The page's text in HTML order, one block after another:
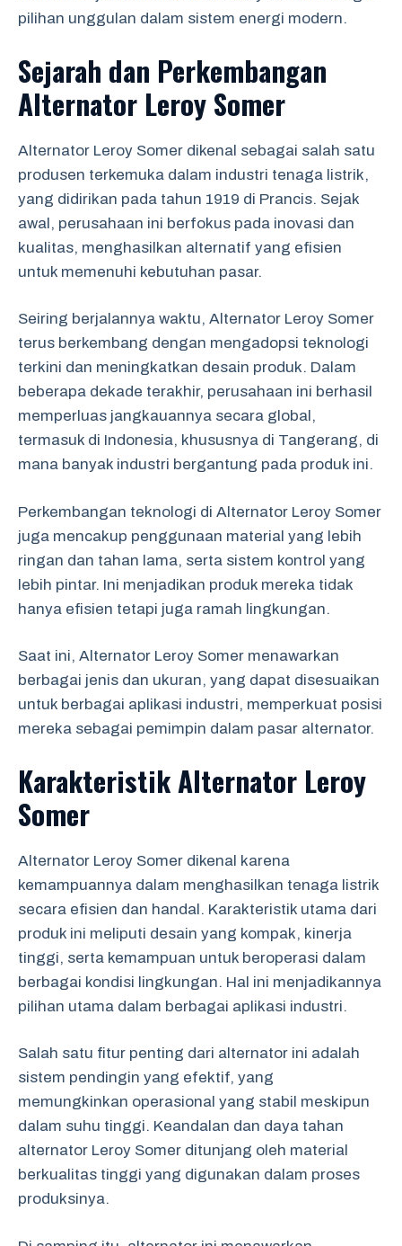
pilihan unggulan dalam sistem energi modern.
Sejarah dan Perkembangan
Alternator Leroy Somer
Alternator Leroy Somer dikenal sebagai salah satu
produsen terkemuka dalam industri tenaga listrik,
yang didirikan pada tahun 1919 di Prancis. Sejak
awal, perusahaan ini berfokus pada inovasi dan
kualitas, menghasilkan alternatif yang efisien
untuk memenuhi kebutuhan pasar.
Seiring berjalannya waktu, Alternator Leroy Somer
terus berkembang dengan mengadopsi teknologi
terkini dan meningkatkan desain produk. Dalam
beberapa dekade terakhir, perusahaan ini berhasil
memperluas jangkauannya secara global,
termasuk di Indonesia, khususnya di Tangerang, di
mana banyak industri bergantung pada produk ini.
Perkembangan teknologi di Alternator Leroy Somer
juga mencakup penggunaan material yang lebih
ringan dan tahan lama, serta sistem kontrol yang
lebih pintar. Ini menjadikan produk mereka tidak
hanya efisien tetapi juga ramah lingkungan.
Saat ini, Alternator Leroy Somer menawarkan
berbagai jenis dan ukuran, yang dapat disesuaikan
untuk berbagai aplikasi industri, memperkuat posisi
mereka sebagai pemimpin dalam pasar alternator.
Karakteristik Alternator Leroy
Somer
Alternator Leroy Somer dikenal karena
kemampuannya dalam menghasilkan tenaga listrik
secara efisien dan handal. Karakteristik utama dari
produk ini meliputi desain yang kompak, kinerja
tinggi, serta kemampuan untuk beroperasi dalam
berbagai kondisi lingkungan. Hal ini menjadikannya
pilihan utama dalam berbagai aplikasi industri.
Salah satu fitur penting dari alternator ini adalah
sistem pendingin yang efektif, yang
memungkinkan operasional yang stabil meskipun
dalam suhu tinggi. Keandalan dan daya tahan
alternator Leroy Somer ditunjang oleh material
berkualitas tinggi yang digunakan dalam proses
produksinya.